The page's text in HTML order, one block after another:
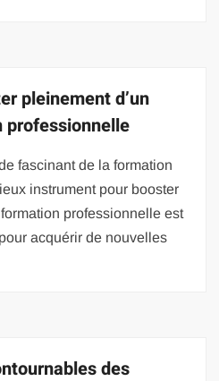
pleinement d’un
professionnelle
fascinant de la formation
instrument pour booster
professionnelle est
acquérir de nouvelles
des